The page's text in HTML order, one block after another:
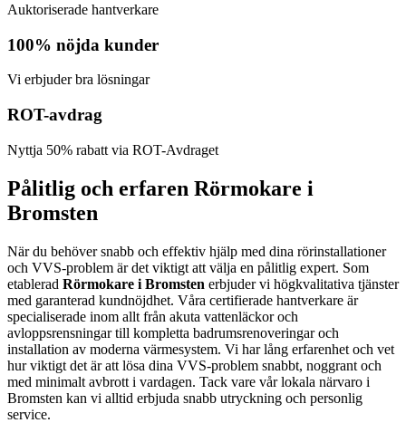
Auktoriserade hantverkare
100% nöjda kunder
Vi erbjuder bra lösningar
ROT-avdrag
Nyttja 50% rabatt via ROT-Avdraget
Pålitlig och erfaren Rörmokare i
Bromsten
När du behöver snabb och effektiv hjälp med dina rörinstallationer
och VVS-problem är det viktigt att välja en pålitlig expert. Som
etablerad Rörmokare i Bromsten erbjuder vi högkvalitativa tjänster
med garanterad kundnöjdhet. Våra certifierade hantverkare är
specialiserade inom allt från akuta vattenläckor och
avloppsrensningar till kompletta badrumsrenoveringar och
installation av moderna värmesystem. Vi har lång erfarenhet och vet
hur viktigt det är att lösa dina VVS-problem snabbt, noggrant och
med minimalt avbrott i vardagen. Tack vare vår lokala närvaro i
Bromsten kan vi alltid erbjuda snabb utryckning och personlig
service.